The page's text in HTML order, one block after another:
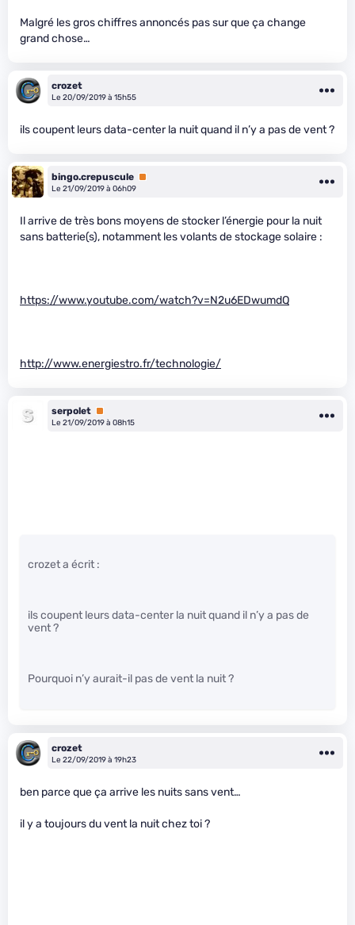
Malgré les gros chiffres annoncés pas sur que ça change
grand chose…
crozet
Le 20/09/2019 à 15h55
ils coupent leurs data-center la nuit quand il n’y a pas de vent ?
bingo.crepuscule Premium
Le 21/09/2019 à 06h09
Il arrive de très bons moyens de stocker l’énergie pour la nuit
sans batterie(s), notamment les volants de stockage solaire :
https://www.youtube.com/watch?v=N2u6EDwumdQ
http://www.energiestro.fr/technologie/
serpolet Premium
Le 21/09/2019 à 08h15
crozet a écrit :
ils coupent leurs data-center la nuit quand il n’y a pas de
vent ?
Pourquoi n’y aurait-il pas de vent la nuit ?
crozet
Le 22/09/2019 à 19h23
ben parce que ça arrive les nuits sans vent…
il y a toujours du vent la nuit chez toi ?